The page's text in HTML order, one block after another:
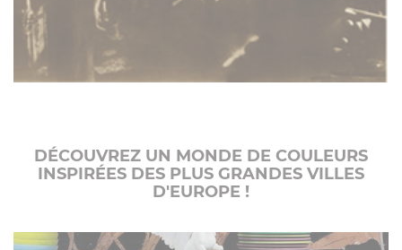
DÉCOUVREZ UN MONDE DE COULEURS
INSPIRÉES DES PLUS GRANDES VILLES
D'EUROPE !